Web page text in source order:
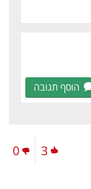
הוסף תגובה
3
0